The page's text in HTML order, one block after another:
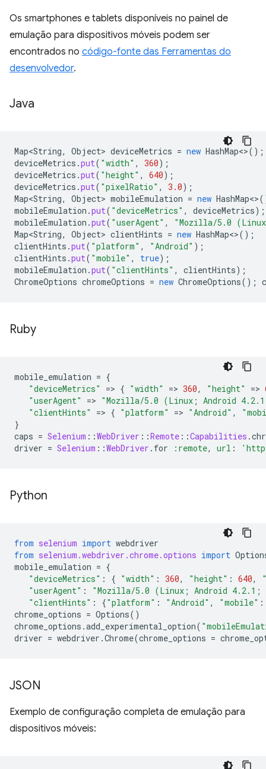
Os smartphones e tablets disponíveis no painel de
emulação para dispositivos móveis podem ser
encontrados no código-fonte das Ferramentas do
desenvolvedor.
Java
Map<String, Object> deviceMetrics = new HashMap<>();
deviceMetrics .put( "width" , 360);
deviceMetrics .put( "height" , 640);
deviceMetrics .put( "pixelRatio" , 3.0);
Map<String, Object> mobileEmulation = new HashMap<>
mobileEmulation .put( "deviceMetrics" , deviceMetrics);
mobileEmulation .put( "userAgent" ,
"Mozilla/5.0 (Linux;
Map<String, Object> clientHints = new HashMap<>();
clientHints .put( "platform" , "Android" );
clientHints .put( "mobile" , true);
mobileEmulation .put( "clientHints" , clientHints);
ChromeOptions chromeOptions = new ChromeOptions();
Ruby
mobile_emulation = {
"deviceMetrics"
=> { "width" => 360, "height" =>
"userAgent"
=> "Mozilla/5.0 (Linux; Android 4.2.1;
"clientHints"
=> { "platform" => "Android" ,
}
caps = Selenium ::WebDriver ::Remote ::Capabilities .
driver = Selenium ::WebDriver . for :remote, url :
Python
from selenium import webdriver
from selenium.webdriver.chrome.options import
mobile_emulation = {
"deviceMetrics" : { "width" : 360, "height" : 640,
"userAgent" :
"Mozilla/5.0 (Linux; Android 4.2.1;
"clientHints" : {"platform" : "Android" , "mobile" :
chrome_options = Options()
chrome_options .add_experimental_option(
driver = webdriver .Chrome(chrome_options =
JSON
Exemplo de configuração completa de emulação para
dispositivos móveis: